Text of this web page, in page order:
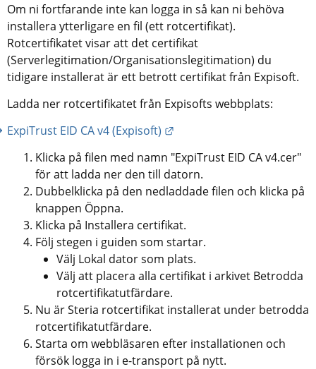
Om ni fortfarande inte kan logga in så kan ni behöva
installera ytterligare en fil (ett rotcertifikat).
Rotcertifikatet visar att det certifikat
(Serverlegitimation/Organisationslegitimation) du
tidigare installerat är ett betrott certifikat från Expisoft.
Ladda ner rotcertifikatet från Expisofts webbplats:
ExpiTrust EID CA v4 (Expisoft)
Klicka på filen med namn "ExpiTrust EID CA v4.cer"
för att ladda ner den till datorn.
Dubbelklicka på den nedladdade filen och klicka på
knappen Öppna.
Klicka på Installera certifikat.
Följ stegen i guiden som startar.
Välj Lokal dator som plats.
Välj att placera alla certifikat i arkivet Betrodda
rotcertifikatutfärdare.
Nu är Steria rotcertifikat installerat under betrodda
rotcertifikatutfärdare.
Starta om webbläsaren efter installationen och
försök logga in i e-transport på nytt.